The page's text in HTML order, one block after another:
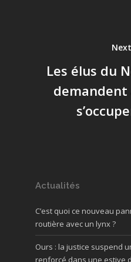
Les élus du
Actualités
C’est quoi ce nouveau
routière avec un lynx ?
Ours : la justice suspend
renforcé dans une estive